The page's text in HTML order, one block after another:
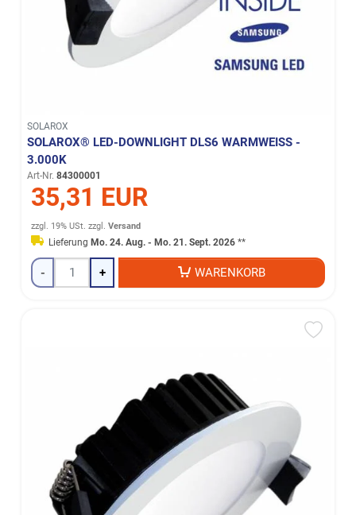
SOLAROX
SOLAROX® LED-DOWNLIGHT DLS6 WARMWEISS - 3
.000K
Art-Nr. 84300001
35,31 EUR
zzgl. 19% USt. zzgl.Versand
Lieferung Mo. 24. Aug. - Mo. 21. Sept. 2026 **
- + WARENKORB